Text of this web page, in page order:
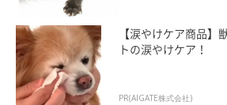
【涙やけケア商品】
トの涙やけケア！
PR(AIGATE株式会社)